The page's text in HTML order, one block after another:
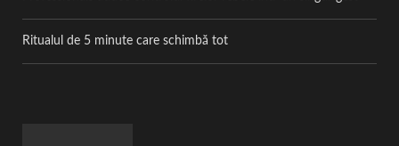
Ritualul de 5 minute care schimbă tot